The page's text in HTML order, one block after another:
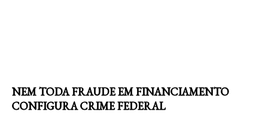
NEM TODA FRAUDE EM FINANCIAMENTO
CONFIGURA CRIME FEDERAL